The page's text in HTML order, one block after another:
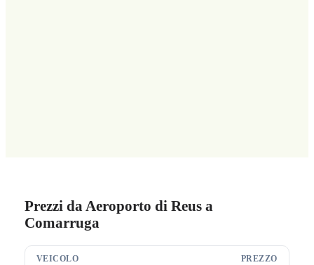
Prezzi da Aeroporto di Reus a
Comarruga
VEICOLO PREZZO